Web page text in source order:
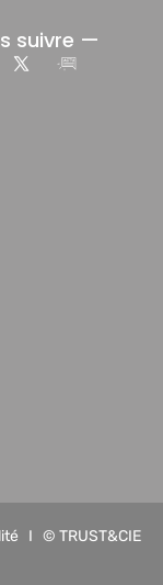
suivre —
I © TRUST&CIE